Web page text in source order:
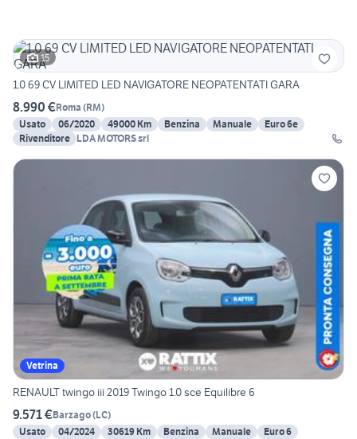
15
1.0 69 CV LIMITED LED NAVIGATORE NEOPATENTATI GARA
8.990 €Roma (RM)
Usato
06/2020 49000 Km Benzina Manuale
Euro 6e
Rivenditore LDA MOTORS srl
Vetrina
RENAULT twingo iii 2019 Twingo 1.0 sce Equilibre 6
9.571 €Barzago(LC)
Usato
04/2024 30619 Km Benzina Manuale
Euro 6